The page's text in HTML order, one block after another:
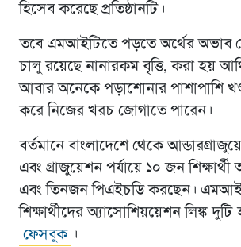
হিসেব করেছে প্রতিষ্ঠানটি।
তবে এমআইটিতে পড়তে অর্থের অভাব
চালু রয়েছে নানারকম বৃত্তি, করা হয়
আবার অনেকে পড়াশোনার পাশাপাশি
করে নিজের খরচ জোগাতে পারেন।
বর্তমানে বাংলাদেশে থেকে
এবং গ্রাজুয়েশন পর্যায়ে ১০ জন
এবং তিনজন পিএইচডি করছেন।
শিক্ষার্থীদের অ্যাসোশিয়য়েশন লিঙ্ক
ফেসবুক ।